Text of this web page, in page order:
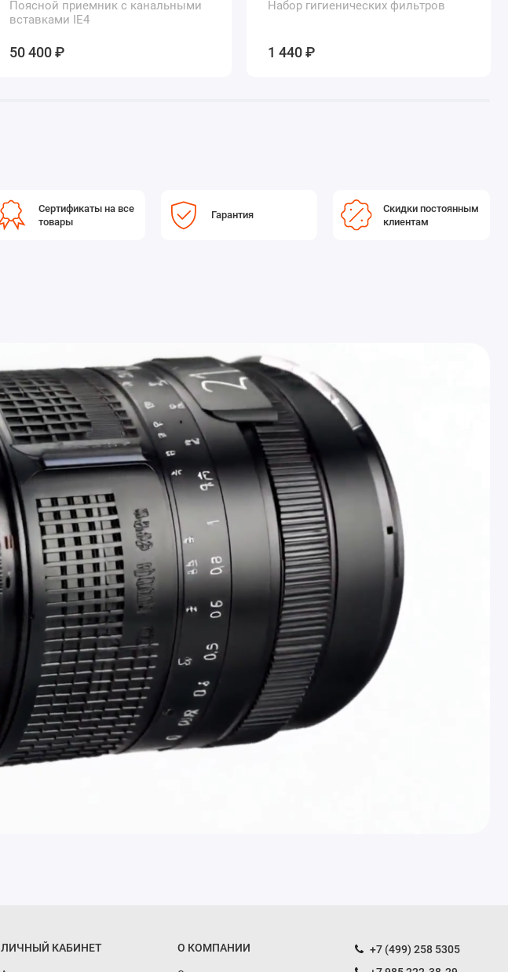
Поясной приемник с канальными
вставками IE4
50 400 ₽
Набор гигиенических фильтров
1 440 ₽
Сертификаты на все
товары
Гарантия
Скидки постоянным
клиентам
ЛИЧНЫЙ КАБИНЕТ О КОМПАНИИ
+7 (499) 258 5305